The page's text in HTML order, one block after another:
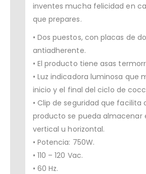
inventes mucha felicidad en
que prepares.
• Dos puestos, con placas de
antiadherente.
• El producto tiene asas
• Luz indicadora luminosa que
inicio y el final del ciclo de
• Clip de seguridad que facilita
producto se pueda almacenar
vertical u horizontal.
• Potencia: 750W.
• 110 – 120 Vac.
• 60 Hz.